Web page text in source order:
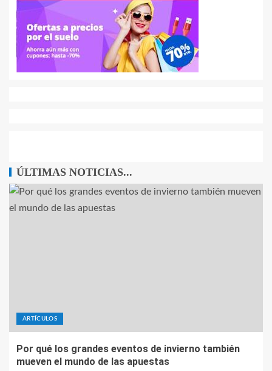
ÚLTIMAS NOTICIAS...
ARTÍCULOS
Por qué los grandes eventos de invierno también
mueven el mundo de las apuestas